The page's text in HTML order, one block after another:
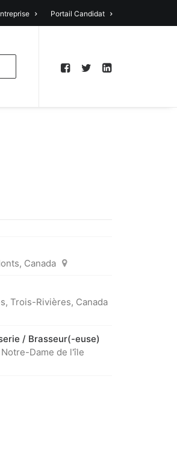
Portail Candidat
Canada
Trois-Rivières, Canada
/ Brasseur(-euse)
Dame de l'île